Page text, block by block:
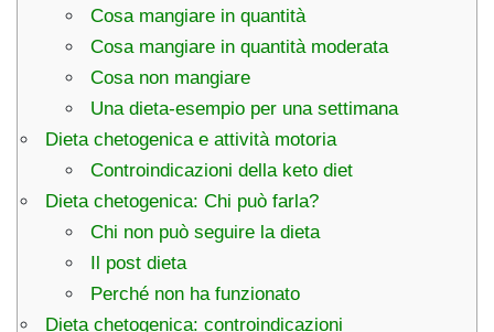
Cosa mangiare in quantità
Cosa mangiare in quantità moderata
Cosa non mangiare
Una dieta-esempio per una settimana
Dieta chetogenica e attività motoria
Controindicazioni della keto diet
Dieta chetogenica: Chi può farla?
Chi non può seguire la dieta
Il post dieta
Perché non ha funzionato
Dieta chetogenica: controindicazioni